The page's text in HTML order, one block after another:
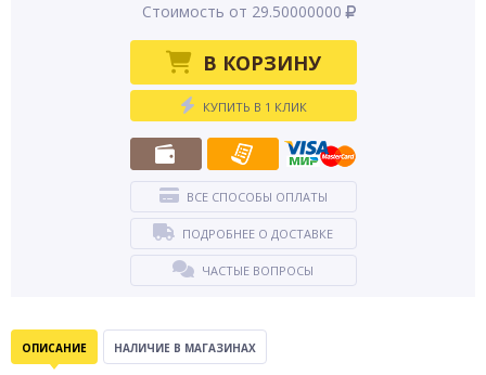
Стоимость от 29.50000000
В КОРЗИНУ
КУПИТЬ В 1 КЛИК
ВСЕ СПОСОБЫ ОПЛАТЫ
ПОДРОБНЕЕ О ДОСТАВКЕ
ЧАСТЫЕ ВОПРОСЫ
ОПИСАНИЕ НАЛИЧИЕ В МАГАЗИНАХ